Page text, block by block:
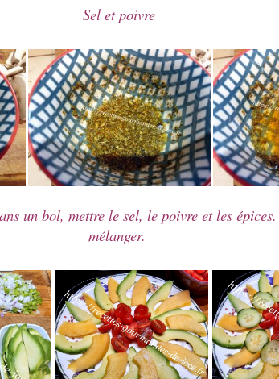
Sel et poivre
un bol, mettre le sel, le poivre et les
mélanger.